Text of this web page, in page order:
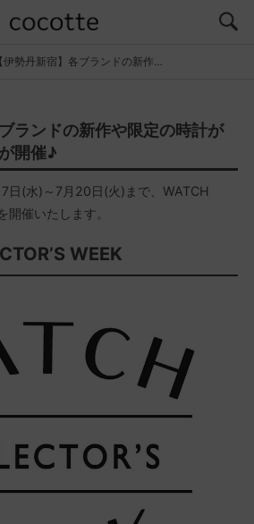
【伊勢丹新宿】各ブランドの新作…
ランドの新作や限定の時計が
開催♪
日(水)～7月20日(火)まで、WATCH
開催いたします。
WEEK